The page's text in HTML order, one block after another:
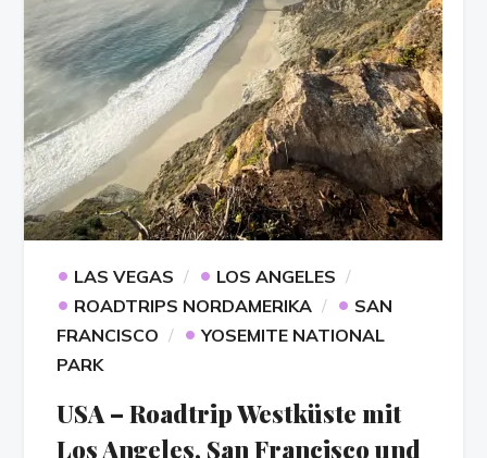
• LAS VEGAS • LOS ANGELES
• ROADTRIPS NORDAMERIKA • SAN
FRANCISCO
• YOSEMITE NATIONAL
PARK
USA – Roadtrip Westküste mit
Los Angeles, San Francisco und